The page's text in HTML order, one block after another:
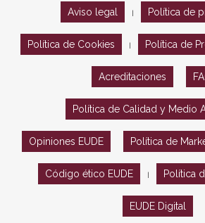
Aviso legal Política de
Política de Cookies Política de
Acreditaciones
Política de Calidad y Medio
Opiniones EUDE Política de
Código ético EUDE Política
EUDE Digital